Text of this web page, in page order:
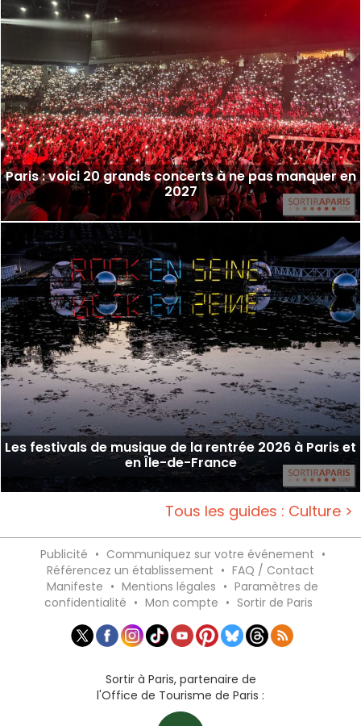
Paris : voici 20 grands concerts à ne pas manquer en
2027
Les festivals de musique de la rentrée 2026 à Paris et
en Île-de-France
Tous les guides : Culture >
Publicité • Communiquez sur votre événement •
Référencez un établissement • FAQ / Contact
Manifeste • Mentions légales • Paramètres de
confidentialité • Mon compte • Sortir de Paris
Sortir à Paris, partenaire de
l'Office de Tourisme de Paris :